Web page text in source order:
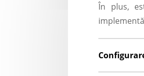
În plus,